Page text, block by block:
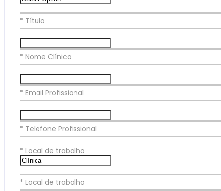
* Título
* Nome Clínico
* Email Profissional
* Telefone Profissional
* Local de trabalho
* Local de trabalho